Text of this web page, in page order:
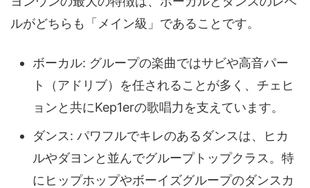
ルがどちらも「メイン級」であることです。
ボーカル: グループの楽曲ではサビや高音パー
ト（アドリブ）を任されることが多く、チェヒ
ョンと共にKep1erの歌唱力を支えています。
ダンス: パワフルでキレのあるダンスは、ヒカ
ルやダヨンと並んでグループトップクラス。特
にヒップホップやボーイズグループのダンスカ